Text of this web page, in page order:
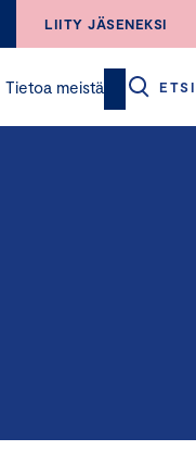
LIITY JÄSENEKSI
Tietoa meistä ETSI